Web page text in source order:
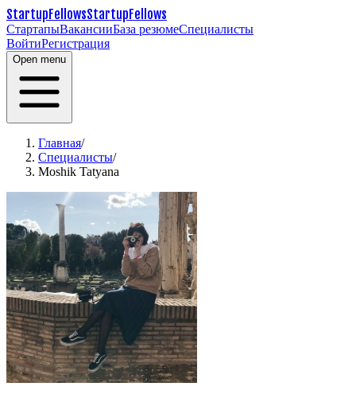
StartupFellowsStartupFellows
СтартапыВакансииБаза резюмеСпециалисты
ВойтиРегистрация
Open menu
Главная/
Специалисты/
Moshik Tatyana